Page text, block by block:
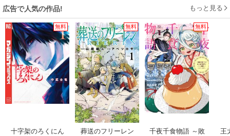
広告で人気の作品! もっと見る
無料
十字架のろくにん
無料
葬送のフリーレン
無料
千夜千食物語 ～敗 王